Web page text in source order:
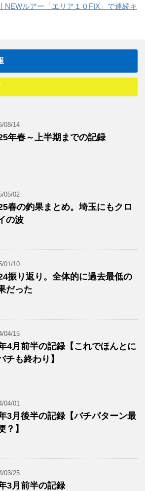
NEWルアー「エリア１０FIX」で連続キ
08/14
年春～上半期までの記録
05/02
春の釣果まとめ。埼玉にもクロ
の波
01/10
振り返り。全体的に過去最低の
だった
04/15
4月前半の記録【これでほんとに
チも終わり】
04/01
3月後半の記録【バチパターン最
？】
03/25
3月前半の記録